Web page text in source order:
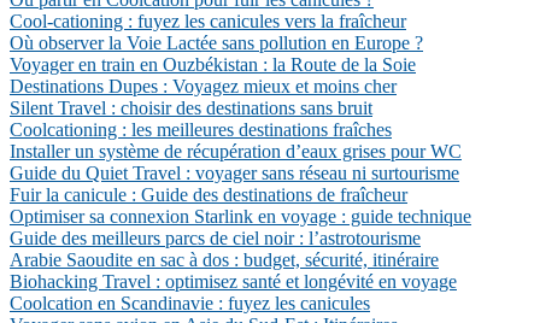
Cool-cationing : fuyez les canicules vers la fraîcheur
Où observer la Voie Lactée sans pollution en Europe ?
Voyager en train en Ouzbékistan : la Route de la Soie
Destinations Dupes : Voyagez mieux et moins cher
Silent Travel : choisir des destinations sans bruit
Coolcationing : les meilleures destinations fraîches
Installer un système de récupération d’eaux grises pour WC
Guide du Quiet Travel : voyager sans réseau ni surtourisme
Fuir la canicule : Guide des destinations de fraîcheur
Optimiser sa connexion Starlink en voyage : guide technique
Guide des meilleurs parcs de ciel noir : l’astrotourisme
Arabie Saoudite en sac à dos : budget, sécurité, itinéraire
Biohacking Travel : optimisez santé et longévité en voyage
Coolcation en Scandinavie : fuyez les canicules